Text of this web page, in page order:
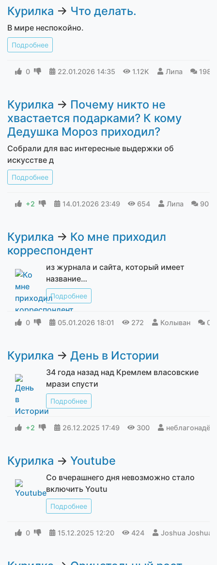
Курилка → Что делать.
В мире неспокойно.
Подробнее
0 22.01.2026 14:35 1.12K Липа 198
Курилка → Почему никто не
хвастается подарками? К кому
Дедушка Мороз приходил?
Собрали для вас интересные выдержки об
искусстве д
Подробнее
+2 14.01.2026 23:49 654 Липа 90
Курилка → Ко мне приходил
корреспондент
из журнала и сайта, который имеет
название…
Подробнее
0 05.01.2026 18:01 272 Колыван 0
Курилка → День в Истории
34 года назад над Кремлем власовские
мрази спусти
Подробнее
+2 26.12.2025 17:49 300
Курилка → Youtube
Со вчерашнего дня невозможно стало
включить Youtu
Подробнее
0 15.12.2025 12:20 424 Joshua Joshua